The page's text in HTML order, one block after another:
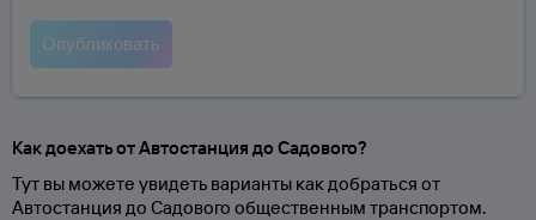
Как доехать от Автостанция до Садового?
Тут вы можете увидеть варианты как добраться от
Автостанция до Садового общественным транспортом.